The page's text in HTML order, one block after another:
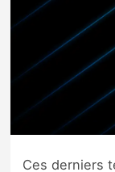
Tests et
Tests de
Tests
Ces derniers